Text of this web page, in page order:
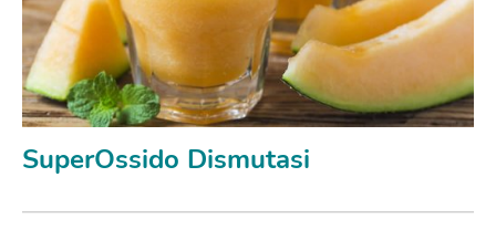
SuperOssido Dismutasi